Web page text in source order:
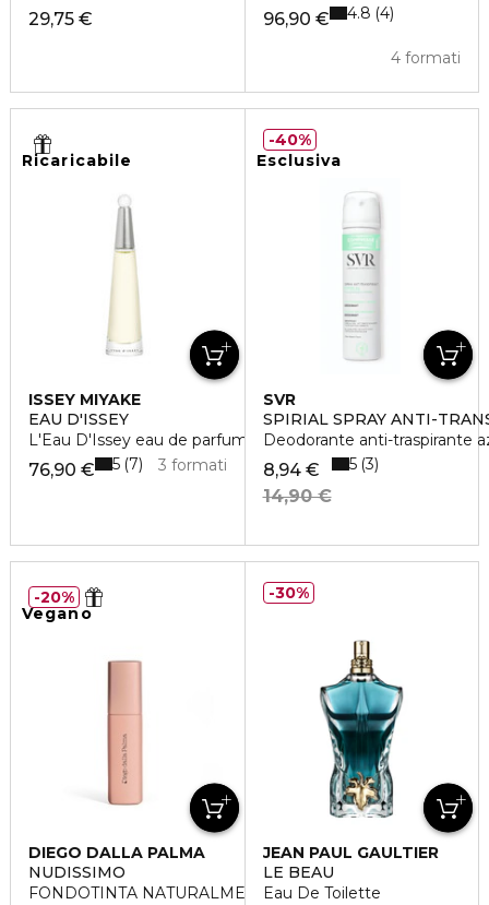
29,75 € 96,90 €
4 formati
4.8 4
Ricaricabile
ISSEY MIYAKE
EAU D'ISSEY
L'Eau D'Issey eau de parfum vaporisateur rechargeable
76,90 € 3 formati
5 7
Esclusiva
SVR
SPIRIAL SPRAY ANTI-
Deodorante anti-traspirante
8,94 €
14,90 €
5 3
40%
Vegano
DIEGO DALLA PALMA
NUDISSIMO
FONDOTINTA NATURALMENTE OPACO
20%
JEAN PAUL GAULTIER
LE BEAU
Eau De Toilette
30%